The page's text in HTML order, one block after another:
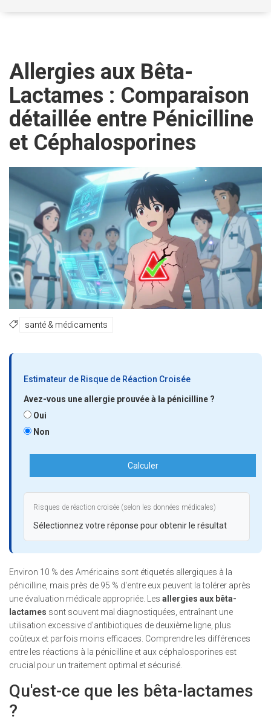
Allergies aux Bêta-
Lactames : Comparaison
détaillée entre Pénicilline
et Céphalosporines
santé & médicaments
Estimateur de Risque de Réaction Croisée
Avez-vous une allergie prouvée à la pénicilline ?
Oui
Non
Calculer
Risques de réaction croisée (selon les données médicales)
Sélectionnez votre réponse pour obtenir le résultat
Environ 10 % des Américains sont étiquetés allergiques à la
pénicilline , mais près de 95 % d'entre eux peuvent la tolérer après
une évaluation médicale appropriée. Les allergies aux bêta-
lactames sont souvent mal diagnostiquées, entraînant une
utilisation excessive d'antibiotiques de deuxième ligne, plus
coûteux et parfois moins efficaces. Comprendre les différences
entre les réactions à la pénicilline et aux céphalosporines est
crucial pour un traitement optimal et sécurisé.
Qu'est-ce que les bêta-lactames
?